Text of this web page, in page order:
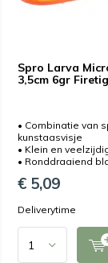
Spro Larva
3,5cm 6gr
• Combinatie van
kunstaasvisje
• Klein en
• Ronddraaiend
€ 5,09
Deliverytime